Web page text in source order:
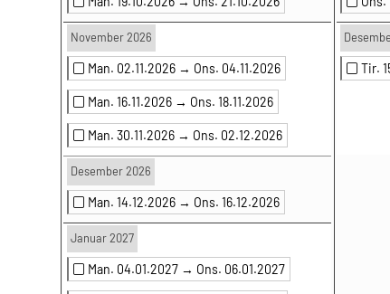
November 2026
Man. 02.11.2026 → Ons. 04.11.2026
Man. 16.11.2026 → Ons. 18.11.2026
Man. 30.11.2026 → Ons. 02.12.2026
Desember 2026
Man. 14.12.2026 → Ons. 16.12.2026
Januar 2027
Man. 04.01.2027 → Ons. 06.01.2027
Tir.